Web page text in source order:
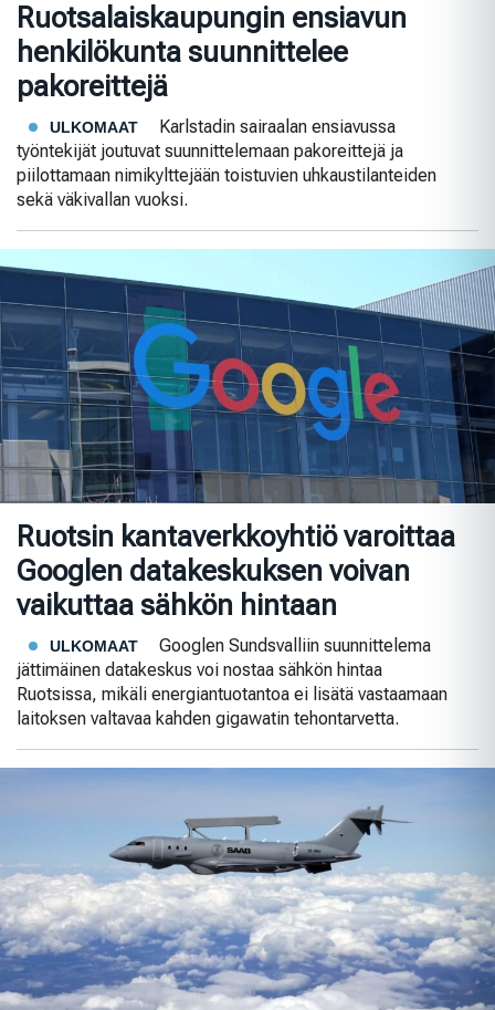
Ruotsalaiskaupungin ensiavun
henkilökunta suunnittelee
pakoreittejä
ULKOMAAT
Karlstadin sairaalan ensiavussa
työntekijät joutuvat suunnittelemaan pakoreittejä ja
piilottamaan nimikylttejään toistuvien uhkaustilanteiden
sekä väkivallan vuoksi.
Ruotsin kantaverkkoyhtiö varoittaa
Googlen datakeskuksen voivan
vaikuttaa sähkön hintaan
ULKOMAAT
Googlen Sundsvalliin suunnittelema
jättimäinen datakeskus voi nostaa sähkön hintaa
Ruotsissa, mikäli energiantuotantoa ei lisätä vastaamaan
laitoksen valtavaa kahden gigawatin tehontarvetta.